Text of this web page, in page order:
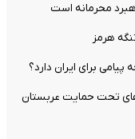
محرمانه است
هرمز
برای ایران دارد؟
تحت حمایت عربستان